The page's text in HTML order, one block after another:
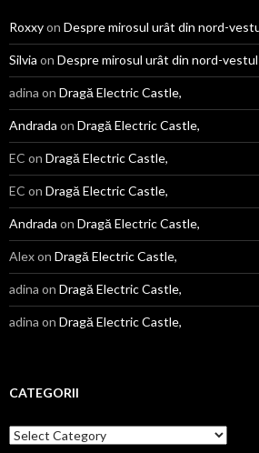
Roxxyon Despre mirosul urât din nord-
Silvia on Despre mirosul urât din nord-
adina on Dragă Electric Castle,
Andrada on Dragă Electric Castle,
EC on Dragă Electric Castle,
EC on Dragă Electric Castle,
Andrada on Dragă Electric Castle,
Alexon Dragă Electric Castle,
adina on Dragă Electric Castle,
adina on Dragă Electric Castle,
CATEGORII
Categorii